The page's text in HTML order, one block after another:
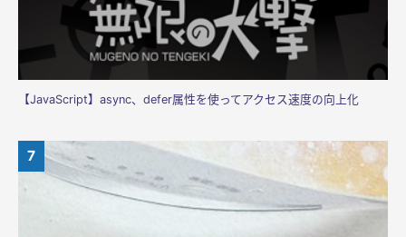
【JavaScript】async、defer属性を使ってアクセス速度の向上化